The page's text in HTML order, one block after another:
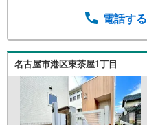
電話する
名古屋市港区東茶屋1丁目